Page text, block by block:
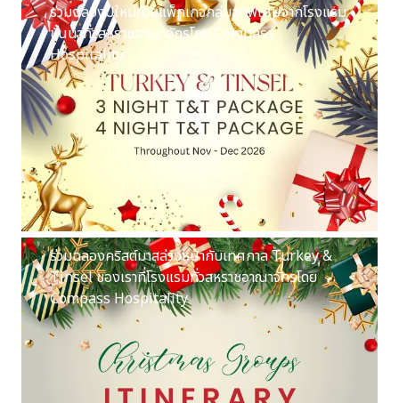
ร่วมฉลองปีใหม่ด้วยแพ็คเกจกลุ่มสุดพิเศษจากโรงแรม
ชั้นนำทั่วสหราชอาณาจักรโดย Compass
Hospitality
ร่วมฉลองคริสต์มาสล่วงหน้ากับเทศกาล Turkey &
Tinsel ของเราที่โรงแรมทั่วสหราชอาณาจักรโดย
Compass Hospitality